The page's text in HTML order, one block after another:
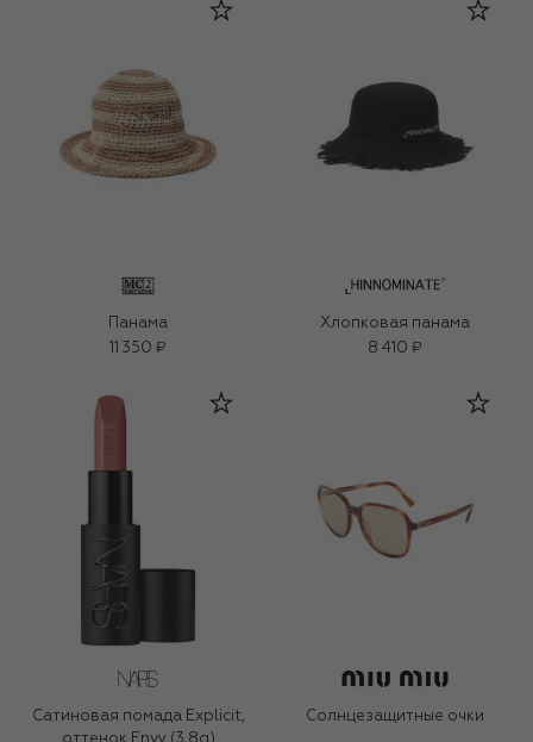
Панама
11 350 ₽
Хлопковая панама
8 410 ₽
Сатиновая помада Explicit,
Солнцезащитные очки